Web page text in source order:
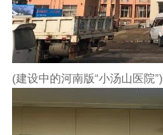
(建设中的河南版“小汤山医院”)